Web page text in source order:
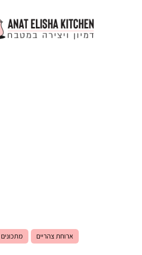
ארוחת צהריים מתכונים